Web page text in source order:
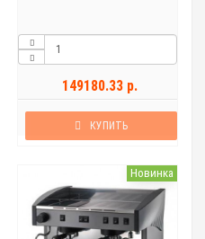
149180.33 р.
КУПИТЬ
Новинка